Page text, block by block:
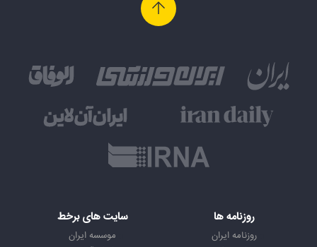
روزنامه ها
روزنامه ایران
سایت های برخط
موسسه ایران